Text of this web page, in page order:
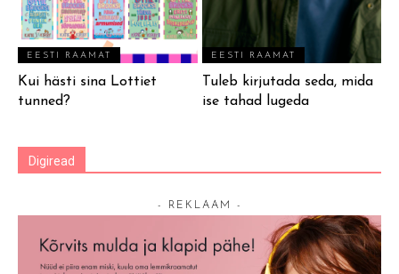
EESTI RAAMAT
Kui hästi sina Lottiet
tunned?
EESTI RAAMAT
Tuleb kirjutada seda, mida
ise tahad lugeda
Digiread
- REKLAAM -